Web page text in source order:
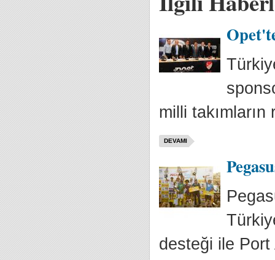
milli
DEVAMI
desteği ile Port